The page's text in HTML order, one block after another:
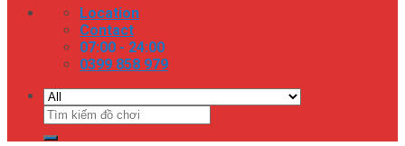
Location
Contact
07:00 - 24:00
0399 858 979
Tìm
kiếm: